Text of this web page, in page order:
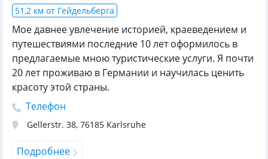
51,2 км от Гейдельберга
Мое давнее увлечение историей, краеведением и
путешествиями последние 10 лет оформилось в
предлагаемые мною туристические услуги. Я почти
20 лет проживаю в Германии и научилась ценить
красоту этой страны.
Телефон
Gellerstr. 38, 76185 Karlsruhe
Подробнее